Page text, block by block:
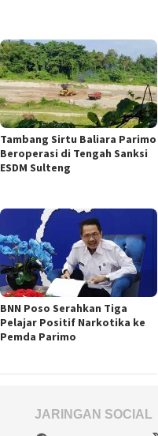
Tambang Sirtu Baliara Parimo
Beroperasi di Tengah Sanksi
ESDM Sulteng
BNN Poso Serahkan Tiga
Pelajar Positif Narkotika ke
Pemda Parimo
JARINGAN SOCIAL